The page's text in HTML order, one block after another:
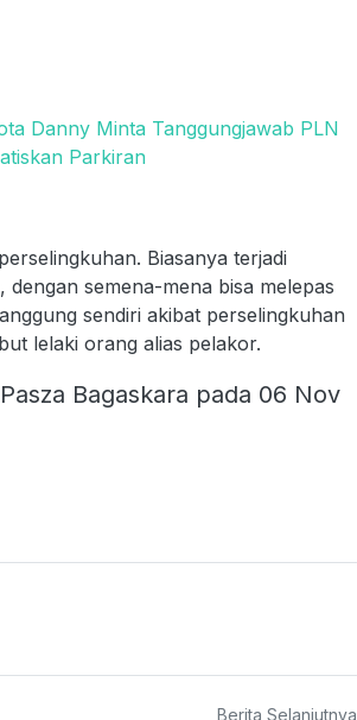
Danny Minta Tanggungjawab PLN
Parkiran
Biasanya terjadi
semena-mena bisa melepas
sendiri akibat perselingkuhan
lelaki orang alias pelakor.
Bagaskara pada 06 Nov
Berita Selanjutnya